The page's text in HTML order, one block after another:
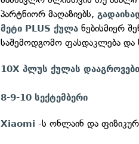
პარტნიორ მაღაზიებს,
მეტი PLUS ქულა ნებისმიერ
საშემოდგომო ფასდაკლება და
10X პლუს ქულას დააგროვებთ
8-9-10 სექტემბერი
Xiaomi -ს ონლაინ და